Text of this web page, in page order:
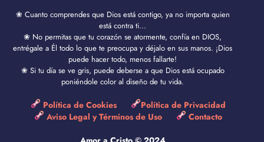
❀ Cuanto comprendes que Dios está contigo, ya no importa quien
está contra ti...
❀ No permitas que tu corazón se atormente, confía en DIOS,
entrégale a Él todo lo que te preocupa y déjalo en sus manos. ¡Dios
puede hacer todo, menos fallarte!
❀ Si tu día se ve gris, puede deberse a que Dios está ocupado
poniéndole color al diseño de tu vida.
Política de Cookies
Política de Privacidad
Aviso Legal y Términos de Uso
Contacto